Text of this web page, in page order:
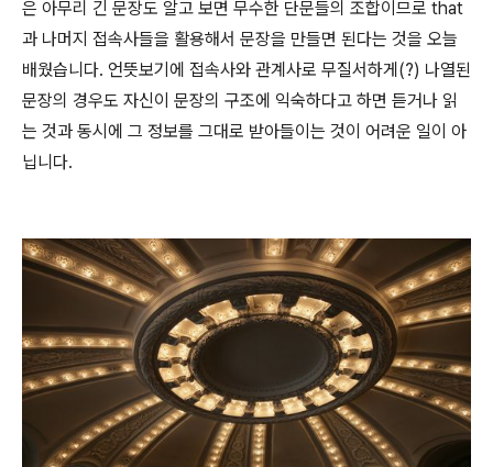
은 아무리 긴 문장도 알고 보면 무수한 단문들의 조합이므로 that
과 나머지 접속사들을 활용해서 문장을 만들면 된다는 것을 오늘
배웠습니다. 언뜻보기에 접속사와 관계사로 무질서하게(?) 나열된
문장의 경우도 자신이 문장의 구조에 익숙하다고 하면 듣거나 읽
는 것과 동시에 그 정보를 그대로 받아들이는 것이 어려운 일이 아
닙니다.